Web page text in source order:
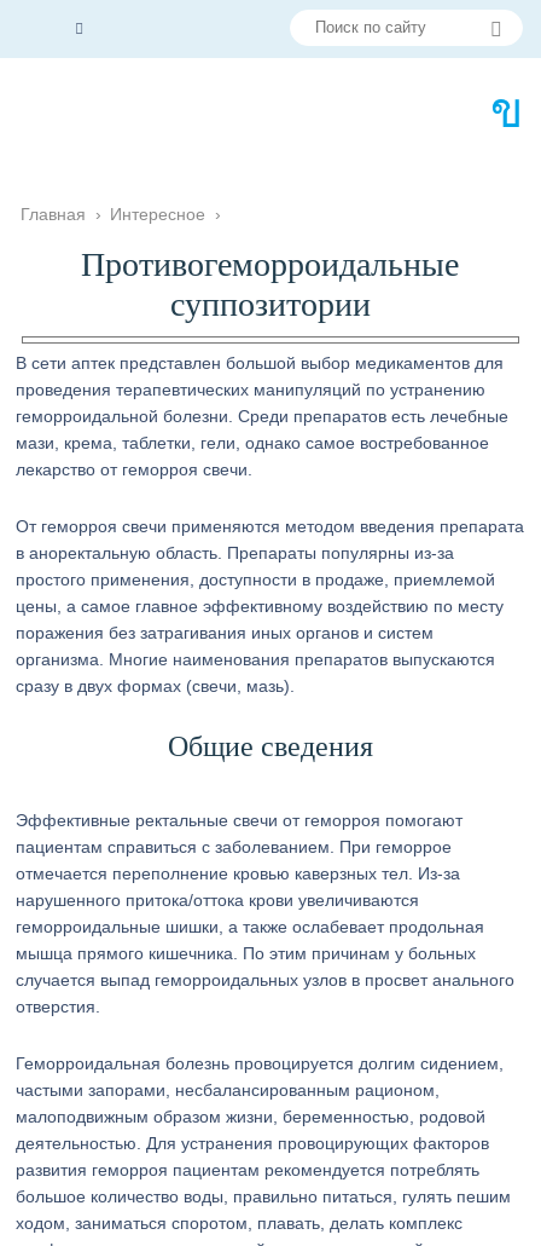
Главная › Интересное ›
Противогеморроидальные
суппозитории
В сети аптек представлен большой выбор медикаментов для
проведения терапевтических манипуляций по устранению
геморроидальной болезни. Среди препаратов есть лечебные
мази, крема, таблетки, гели, однако самое востребованное
лекарство от геморроя свечи.
От геморроя свечи применяются методом введения препарата
в аноректальную область. Препараты популярны из-за
простого применения, доступности в продаже, приемлемой
цены, а самое главное эффективному воздействию по месту
поражения без затрагивания иных органов и систем
организма. Многие наименования препаратов выпускаются
сразу в двух формах (свечи, мазь).
Общие сведения
Эффективные ректальные свечи от геморроя помогают
пациентам справиться с заболеванием. При геморрое
отмечается переполнение кровью каверзных тел. Из-за
нарушенного притока/оттока крови увеличиваются
геморроидальные шишки, а также ослабевает продольная
мышца прямого кишечника. По этим причинам у больных
случается выпад геморроидальных узлов в просвет анального
отверстия.
Геморроидальная болезнь провоцируется долгим сидением,
частыми запорами, несбалансированным рационом,
малоподвижным образом жизни, беременностью, родовой
деятельностью. Для устранения провоцирующих факторов
развития геморроя пациентам рекомендуется потреблять
большое количество воды, правильно питаться, гулять пешим
ходом, заниматься споротом, плавать, делать комплекс